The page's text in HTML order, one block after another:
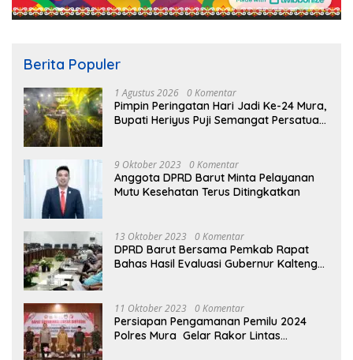
Berita Populer
1 Agustus 2026 0 Komentar
Pimpin Peringatan Hari Jadi Ke-24 Mura,
Bupati Heriyus Puji Semangat Persatuan
9 Oktober 2023 0 Komentar
Anggota DPRD Barut Minta Pelayanan
Mutu Kesehatan Terus Ditingkatkan
13 Oktober 2023 0 Komentar
DPRD Barut Bersama Pemkab Rapat
Bahas Hasil Evaluasi Gubernur Kalteng
11 Oktober 2023 0 Komentar
Persiapan Pengamanan Pemilu 2024
Polres Mura Gelar Rakor Lintas